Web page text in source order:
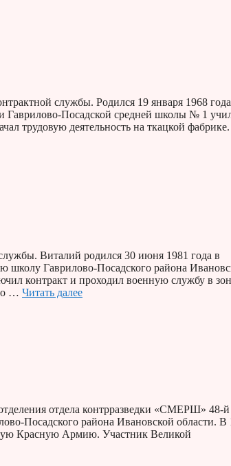
службы. Родился 19 января 1968
Гаврилово-Посадской средней школы № 1
трудовую деятельность на ткацкой фабрике.
Виталий родился 30 июня 1981 года в
школу Гаврилово-Посадского района
контракт и проходил военную службу в
… Читать далее
отдела контрразведки «СМЕРШ» 48-й
Посадского района Ивановской области. В
Красную Армию. Участник Великой